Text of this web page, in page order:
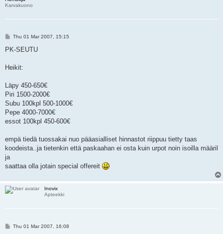
Karvakuono
P
s
Thu 01 Mar 2007, 15:15
PK-SEUTU
Heikit:
Läpy 450-650€
Piri 1500-2000€
Subu 100kpl 500-1000€
Pepe 4000-7000€
essot 100kpl 450-600€
empä tiedä tuossakai nuo pääasialliset hinnastot riippuu tietty taas
koodeista..ja tietenkin että paskaahan ei osta kuin urpot noin isoilla määril
ja
saattaa olla jotain special offereit
Inovix
Apteekki
PThu 01 Mar 2007, 16:08